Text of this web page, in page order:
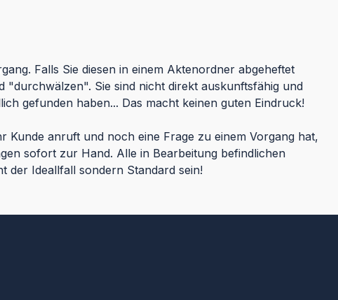
Falls Sie diesen in einem Aktenordner abgeheftet
"durchwälzen". Sie sind nicht direkt auskunftsfähig und
gefunden haben... Das macht keinen guten Eindruck!
Kunde anruft und noch eine Frage zu einem Vorgang hat,
sofort zur Hand. Alle in Bearbeitung befindlichen
der Ideallfall sondern Standard sein!